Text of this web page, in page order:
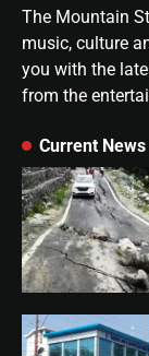
The Mountain
music, culture
you with the
from the
Current News